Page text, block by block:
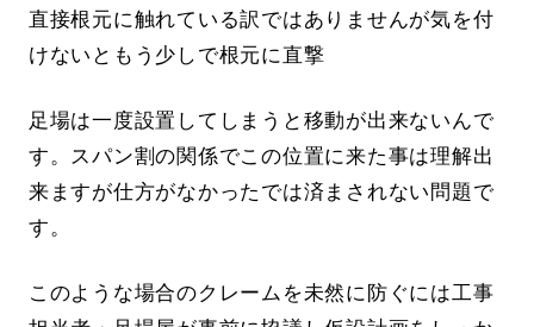
直接根元に触れている訳ではありませんが気を付
けないともう少しで根元に直撃
足場は一度設置してしまうと移動が出来ないんで
す。スパン割の関係でこの位置に来た事は理解出
来ますが仕方がなかったでは済まされない問題で
す。
このような場合のクレームを未然に防ぐには工事